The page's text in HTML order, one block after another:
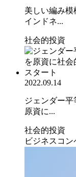
美しい編み
インドネ...
社会的投資
2022.09.14
ジェンダー
原資に...
社会的投資
ビジネスコ